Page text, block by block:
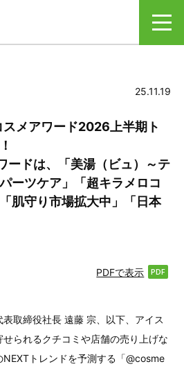
25.11.19
スメアワード2026上半期ト
ードは、「美湯（ビュ）～テ
ーツケア」「超キラメロコ
肌守り市場拡大中」「日本
PDFで表示
取締役社長 遠藤 宗、以下、アイス
せられるクチコミや店舗の売り上げな
NEXTトレンドを予測する「@cosme